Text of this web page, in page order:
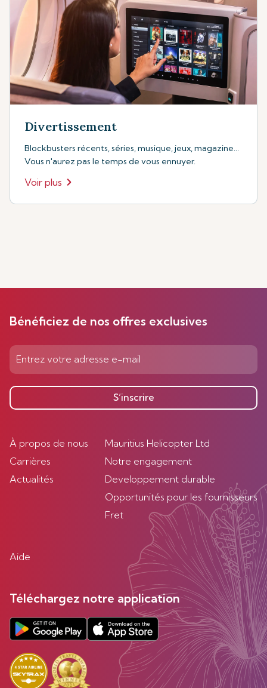
Divertissement
Blockbusters récents, séries, musique, jeux, magazine...
Vous n'aurez pas le temps de vous ennuyer.
Voir plus
Bénéficiez de nos offres exclusives
S’inscrire
À propos de nous
Carrières
Actualités
Mauritius Helicopter Ltd
Notre engagement
Developpement durable
Opportunités pour les fournisseurs
Fret
Aide
Téléchargez notre application